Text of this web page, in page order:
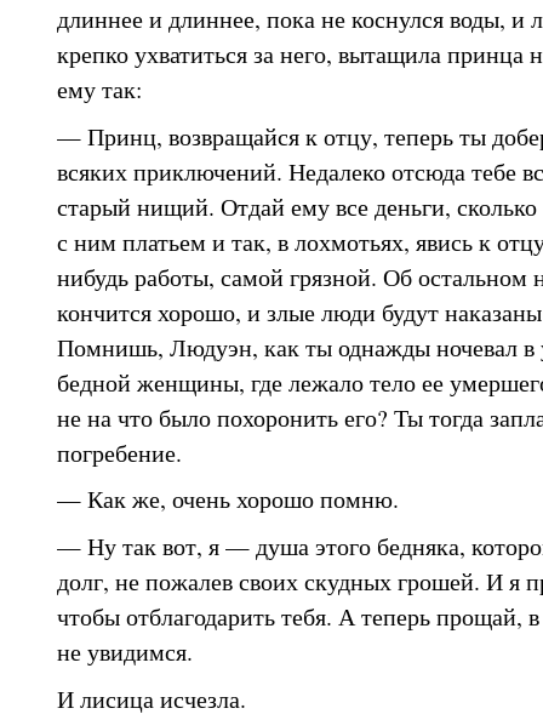
длиннее и длиннее, пока не коснулся воды, и
крепко ухватиться за него, вытащила принца
ему так:
— Принц, возвращайся к отцу, теперь ты
всяких приключений. Недалеко отсюда тебе
старый нищий. Отдай ему все деньги,
с ним платьем и так, в лохмотьях, явись к
нибудь работы, самой грязной. Об остальном
кончится хорошо, и злые люди будут
Помнишь, Людуэн, как ты однажды ночевал в
бедной женщины, где лежало тело ее
не на что было похоронить его? Ты тогда
погребение.
— Как же, очень хорошо помню.
— Ну так вот, я — душа этого бедняка,
долг, не пожалев своих скудных грошей. И я
чтобы отблагодарить тебя. А теперь
не увидимся.
И лисица исчезла.